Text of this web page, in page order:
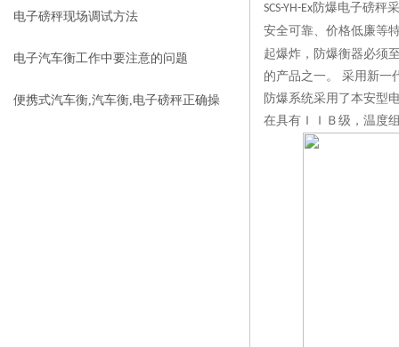
电子磅秤现场调试方法
电子汽车衡工作中要注意的问题
便携式汽车衡,汽车衡,电子磅秤正确操
SCS-YH-Ex防爆电子磅秤
安全可靠、价格低廉等
起爆炸，防爆衡器必须
的产品之一。 采用新一
防爆系统采用了本安型
在具有ＩＩＢ级，温度